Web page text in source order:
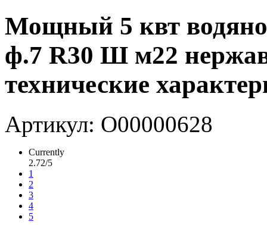
Мощный 5 квт
ф.7 R30 Ш м22
технические
Артикул: О00000628
Currently
2.72/5
1
2
3
4
5